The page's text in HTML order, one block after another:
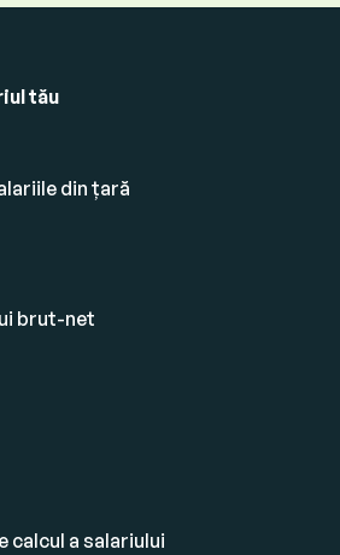
tău
din țară
brut-net
calcul a salariului